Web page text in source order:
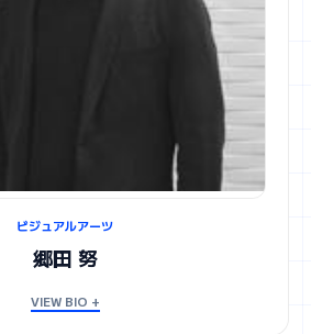
ビジュアルアーツ
郷田 努
VIEW BIO +